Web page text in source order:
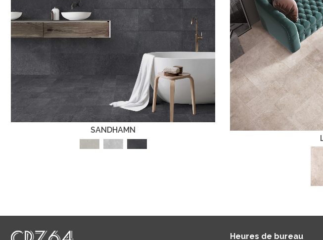
SANDHAMN
Heures de bureau